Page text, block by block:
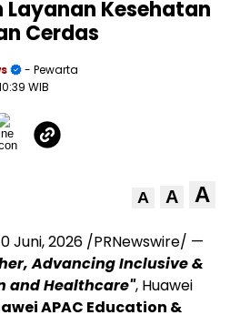
Layanan Kesehatan
Cerdas
- Pewarta
WIB
A A A
Juni, 2026 /PRNewswire/ —
Advancing Inclusive &
and Healthcare", Huawei
APAC Education &